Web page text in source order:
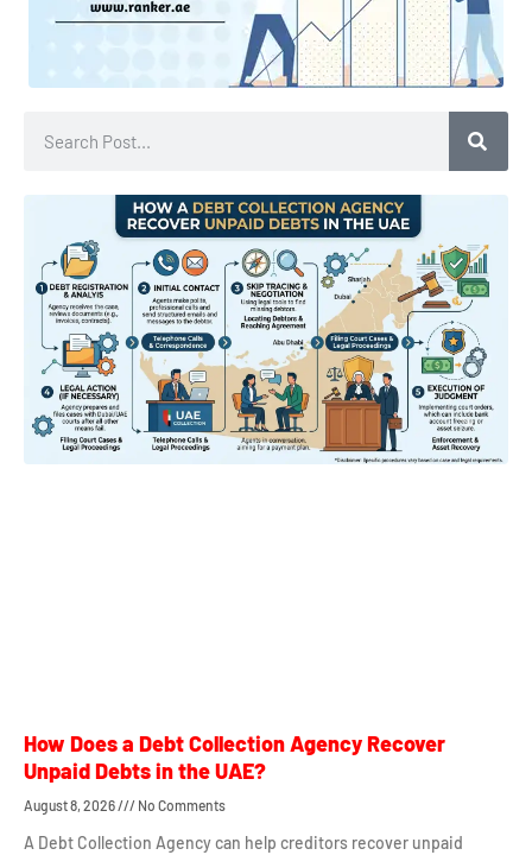
How Does a Debt Collection Agency Recover
Unpaid Debts in the UAE?
August 8, 2026 No Comments
A Debt Collection Agency can help creditors recover unpaid